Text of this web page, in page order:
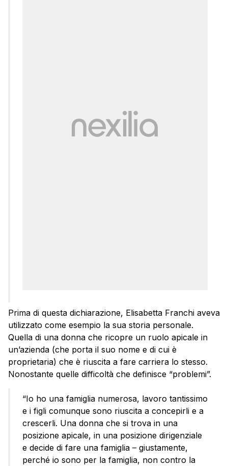
Prima di questa dichiarazione, Elisabetta Franchi aveva
utilizzato come esempio la sua storia personale.
Quella di una donna che ricopre un ruolo apicale in
un’azienda (che porta il suo nome e di cui è
proprietaria) che è riuscita a fare carriera lo stesso.
Nonostante quelle difficoltà che definisce “problemi”.
“Io ho una famiglia numerosa, lavoro tantissimo
e i figli comunque sono riuscita a concepirli e a
crescerli. Una donna che si trova in una
posizione apicale, in una posizione dirigenziale
e decide di fare una famiglia – giustamente,
perché io sono per la famiglia, non contro la